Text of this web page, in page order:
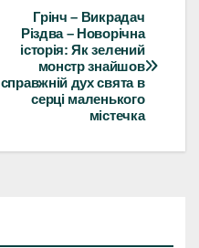
Грінч – Викрадач
Різдва – Новорічна
історія: Як зелений
монстр знайшов
справжній дух свята в
серці маленького
містечка